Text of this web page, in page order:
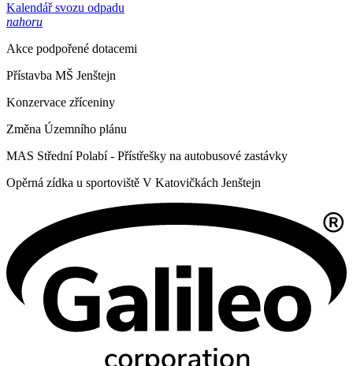
Kalendář svozu odpadu
nahoru
Akce podpořené dotacemi
Přístavba MŠ Jenštejn
Konzervace zříceniny
Změna Územního plánu
MAS Střední Polabí - Přístřešky na autobusové zastávky
Opěrná zídka u sportoviště V Katovičkách Jenštejn